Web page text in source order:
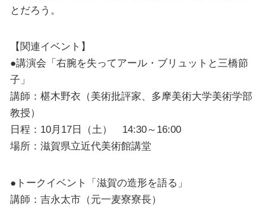
とだろう。
【関連イベント】
●講演会「右腕を失ってアール・ブリュットと三橋節
子」
講師：椹木野衣（美術批評家、多摩美術大学美術学部
教授）
日程：10月17日（土） 14:30～16:00
場所：滋賀県立近代美術館講堂
●トークイベント「滋賀の造形を語る」
講師：吉永太市（元一麦寮寮長）